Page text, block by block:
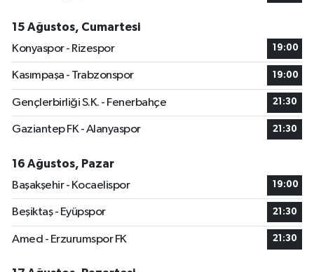
15 Ağustos, Cumartesi
Konyaspor - Rizespor
19:00
Kasımpaşa - Trabzonspor 19:00
Gençlerbirliği S.K. - Fenerbahçe 21:30
Gaziantep FK - Alanyaspor 21:30
16 Ağustos, Pazar
Başakşehir - Kocaelispor
19:00
Beşiktaş - Eyüpspor 21:30
Amed - Erzurumspor FK 21:30